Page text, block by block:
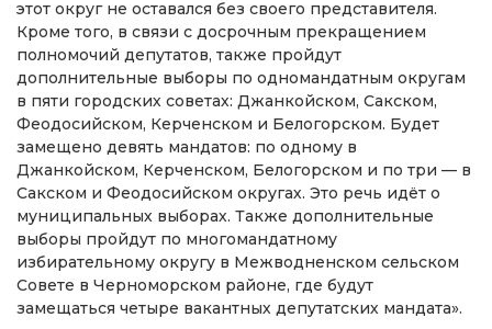
этот округ не оставался без своего представителя.
Кроме того, в связи с досрочным прекращением
полномочий депутатов, также пройдут
дополнительные выборы по одномандатным округам
в пяти городских советах: Джанкойском, Сакском,
Феодосийском, Керченском и Белогорском. Будет
замещено девять мандатов: по одному в
Джанкойском, Керченском, Белогорском и по три — в
Сакском и Феодосийском округах. Это речь идёт о
муниципальных выборах. Также дополнительные
выборы пройдут по многомандатному
избирательному округу в Межводненском сельском
Совете в Черноморском районе, где будут
замещаться четыре вакантных депутатских мандата».